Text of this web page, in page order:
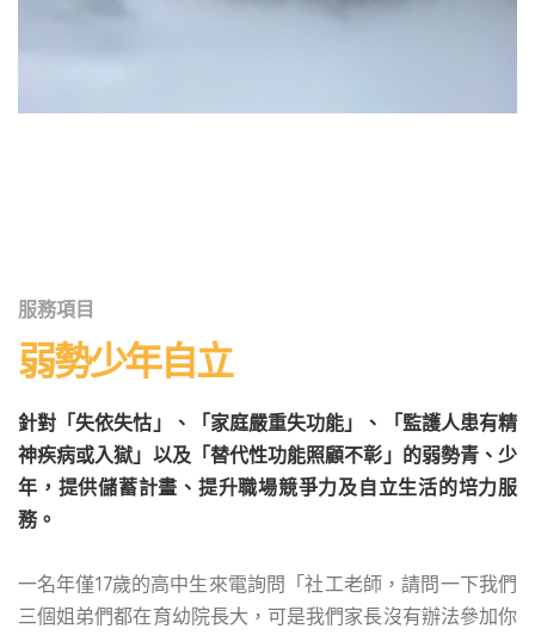
服務項目
弱勢少年自立
針對「失依失怙」、「家庭嚴重失功能」、「監護人患有精
神疾病或入獄」以及「替代性功能照顧不彰」的弱勢青、少
年，提供儲蓄計畫、提升職場競爭力及自立生活的培力服
務。
一名年僅17歲的高中生來電詢問「社工老師，請問一下我們
三個姐弟們都在育幼院長大，可是我們家長沒有辦法參加你